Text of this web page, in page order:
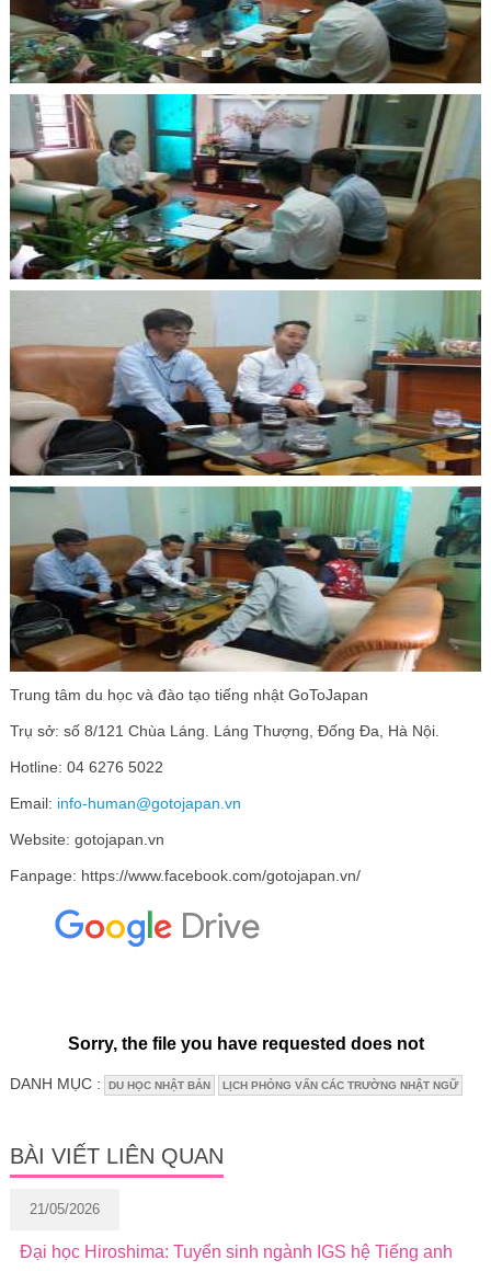
Trung tâm du học và đào tạo tiếng nhật GoToJapan
Trụ sở: số 8/121 Chùa Láng. Láng Thượng, Đống Đa, Hà Nội.
Hotline: 04 6276 5022
Email: info-human@gotojapan.vn
Website: gotojapan.vn
Fanpage: https://www.facebook.com/gotojapan.vn/
DANH MỤC : DU HỌC NHẬT BẢN LỊCH PHỎNG VẤN CÁC TRƯỜNG NHẬT NGỮ
BÀI VIẾT LIÊN QUAN
21/05/2026
Đại học Hiroshima: Tuyển sinh ngành IGS hệ Tiếng anh